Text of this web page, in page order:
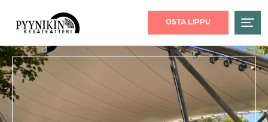
OSTA LIPPU